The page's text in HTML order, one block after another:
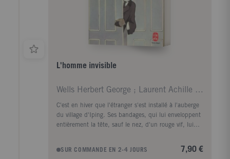
L'homme invisible
Wells Herbert George ; Laurent Achille ; Nicolaï C
C'est en hiver que l'étranger s'est installé à l'auberge
du village d'Iping. Ses bandages, qui lui enveloppent
entièrement la tête, sauf le nez, d'un rouge vif, lui
langues vont bon train. On l'aurait peut-être laissé en
paix s'il n'avait pas retardé le paiement de sa note et
SUR COMMANDE EN 2-4 JOURS 7,90 €